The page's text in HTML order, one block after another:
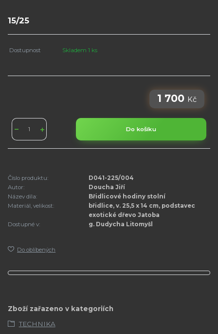
15/25
Dostupnost Skladem 1 ks
1 700 Kč
Do košíku
Číslo produktu:
D041-225/004
Autor:
Doucha Jiří
Název díla:
Břidlicové hodiny stolní
Materiál, velikost:
břidlice, v. 25,5 x 14 cm, podstavec
exotické dřevo Jatoba
Dostupné v:
g. Dudycha Litomyšl
Do oblíbených
Zboží zařazeno v kategoriích
TECHNIKA